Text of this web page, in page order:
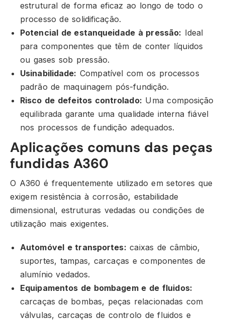
estrutural de forma eficaz ao longo de todo o
processo de solidificação.
Potencial de estanqueidade à pressão: Ideal
para componentes que têm de conter líquidos
ou gases sob pressão.
Usinabilidade: Compatível com os processos
padrão de maquinagem pós-fundição.
Risco de defeitos controlado: Uma composição
equilibrada garante uma qualidade interna fiável
nos processos de fundição adequados.
Aplicações comuns das peças
fundidas A360
O A360 é frequentemente utilizado em setores que
exigem resistência à corrosão, estabilidade
dimensional, estruturas vedadas ou condições de
utilização mais exigentes.
Automóvel e transportes: caixas de câmbio,
suportes, tampas, carcaças e componentes de
alumínio vedados.
Equipamentos de bombagem e de fluidos:
carcaças de bombas, peças relacionadas com
válvulas, carcaças de controlo de fluidos e